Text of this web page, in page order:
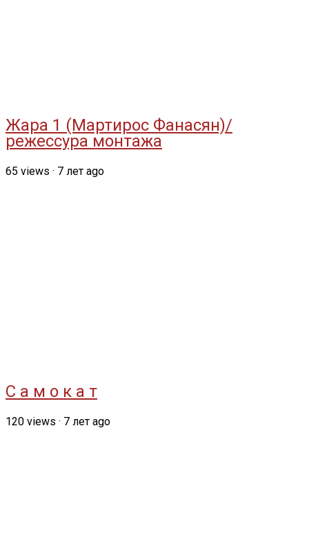
Жара 1 (Мартирос Фанасян)/
режессура монтажа
65 views · 7 лет ago
С а м о к а т
120 views · 7 лет ago